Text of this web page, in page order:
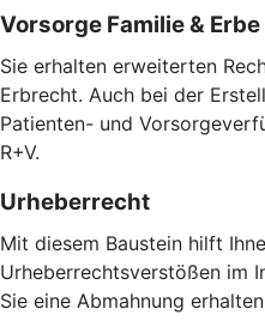
Vorsorge Familie & Erbe
Sie erhalten erweiterten
Erbrecht. Auch bei der
Patienten- und
R+V.
Urheberrecht
Mit diesem Baustein hilft
Urheberrechtsverstößen im
Sie eine Abmahnung